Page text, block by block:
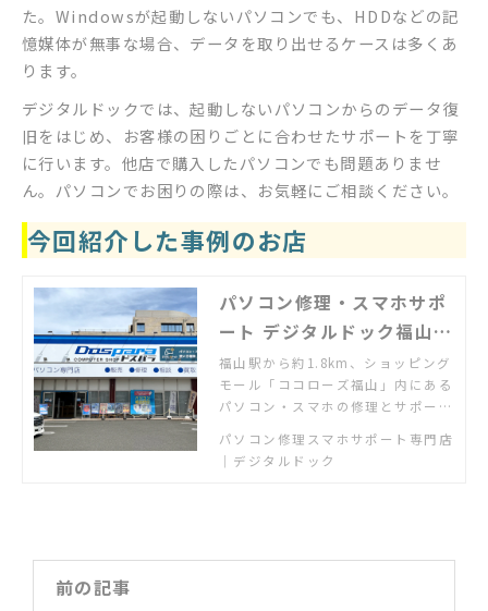
た。Windowsが起動しないパソコンでも、HDDなどの記
憶媒体が無事な場合、データを取り出せるケースは多くあ
ります。
デジタルドックでは、起動しないパソコンからのデータ復
旧をはじめ、お客様の困りごとに合わせたサポートを丁寧
に行います。他店で購入したパソコンでも問題ありませ
ん。パソコンでお困りの際は、お気軽にご相談ください。
今回紹介した事例のお店
パソコン修理・スマホサポ
ート デジタルドック福山コ
コローズ店
福山駅から約1.8km、ショッピング
モール「ココローズ福山」内にある
パソコン・スマホの修理とサポート
催中。
パソコン修理スマホサポート専門店
｜デジタルドック
前の記事